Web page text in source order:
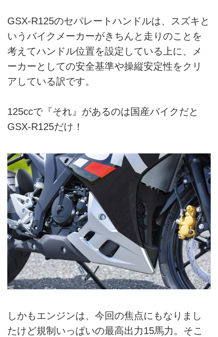
GSX-R125のセパレートハンドルは、スズキと
いうバイクメーカーがきちんと走りのことを
考えてハンドル位置を設定している上に、メ
ーカーとしての安全基準や操縦安定性をクリ
アしている訳です。
125ccで『それ』があるのは国産バイクだと
GSX-R125だけ！
しかもエンジンは、今回の焦点にもなりまし
たけど規制いっぱいの最高出力15馬力。そこ